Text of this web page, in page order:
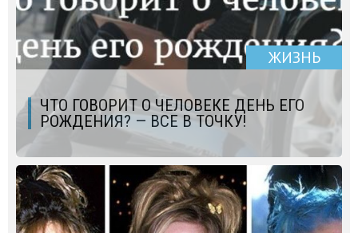
ЖИЗНЬ
ЧТО ГОВОРИТ О ЧЕЛОВЕКЕ ДЕНЬ ЕГО
РОЖДЕНИЯ? — ВСЕ В ТОЧКУ!